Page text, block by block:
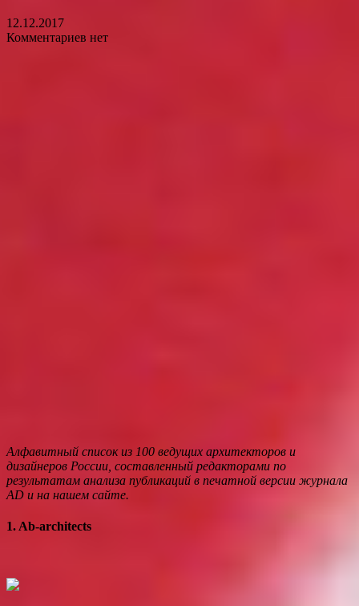
12.12.2017
Комментариев нет
Алфавитный список из 100 ведущих архитекторов и
дизайнеров России, составленный редакторами по
результатам анализа публикаций в печатной версии журнала
AD и на нашем сайте.
1. Ab-architects